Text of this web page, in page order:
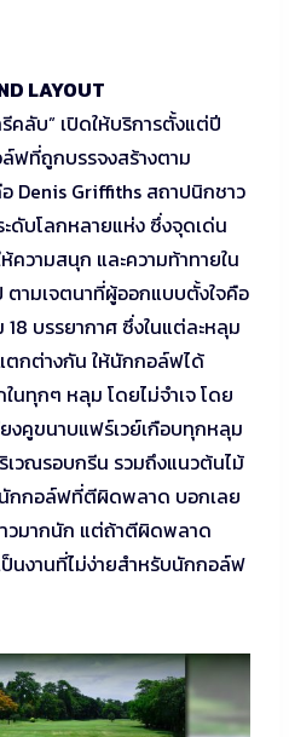
LAYOUT
ลับ” เปิดให้บริการตั้งแต่ปี
ฟที่ถูกบรรจงสร้างตาม
Denis Griffiths สถาปนิกชาว
ดับโลกหลายแห่ง ซึ่งจุดเด่น
วามสนุก และความท้าทายใน
ามเจตนาที่ผู้ออกแบบตั้งใจคือ
บรรยากาศ ซึ่งในแต่ละหลุม
ตกต่างกัน ให้นักกอล์ฟได้
นทุกๆ หลุม โดยไม่จำเจ โดย
งคูขนาบแฟร์เวย์เกือบทุกหลุม
เวณรอบกรีน รวมถึงแนวต้นไม้
กกอล์ฟที่ตีผิดพลาด บอกเลย
าวมากนัก แต่ถ้าตีผิดพลาด
นงานที่ไม่ง่ายสำหรับนักกอล์ฟ